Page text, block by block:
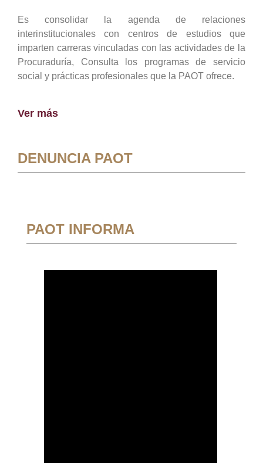
Es consolidar la agenda de relaciones
interinstitucionales con centros de estudios que
imparten carreras vinculadas con las actividades de la
Procuraduría, Consulta los programas de servicio
social y prácticas profesionales que la PAOT ofrece.
Ver más
DENUNCIA PAOT
PAOT INFORMA